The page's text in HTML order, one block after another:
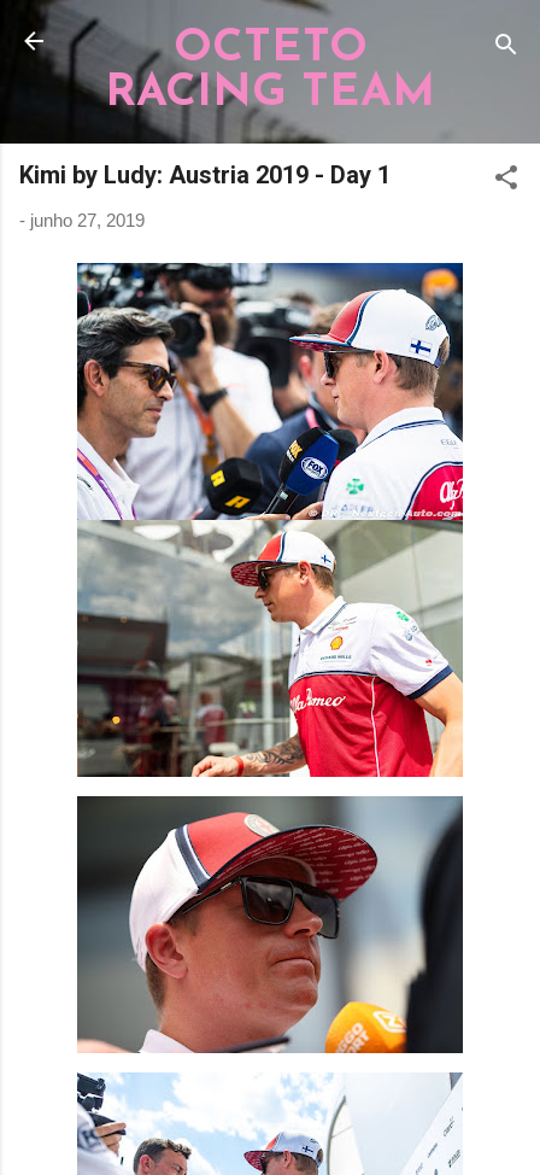
Pular para o conteúdo principal
OCTETO
RACING TEAM
Kimi by Ludy: Austria 2019 - Day 1
- junho 27, 2019